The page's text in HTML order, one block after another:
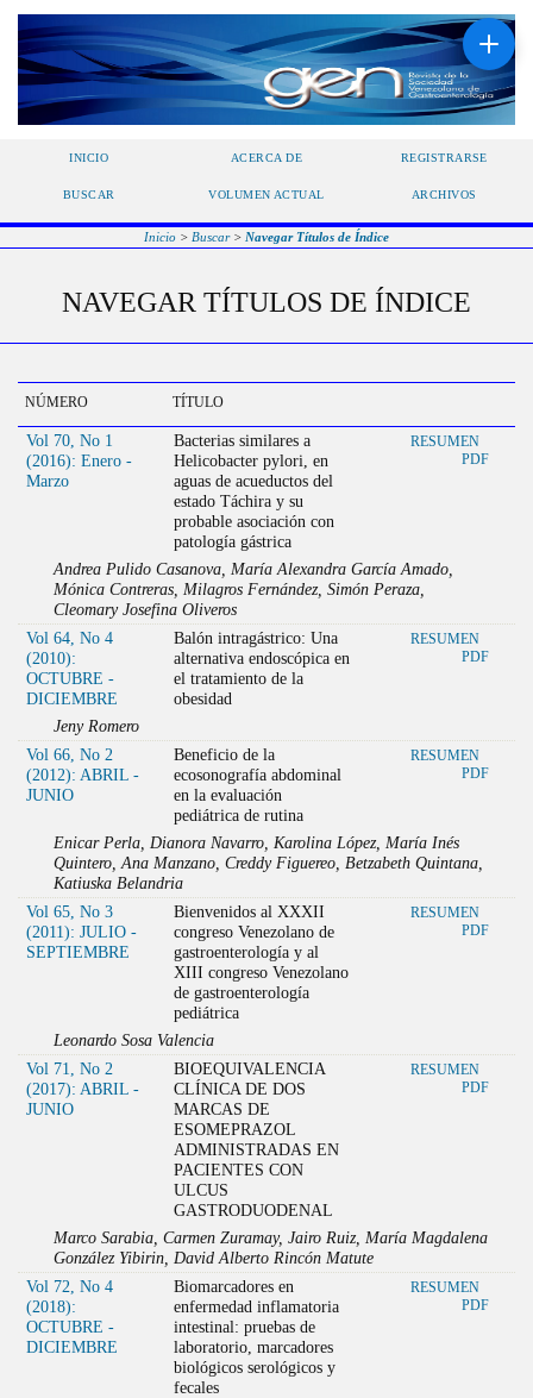
INICIO ACERCA DE REGISTRARSE
BUSCAR VOLUMEN ACTUAL ARCHIVOS
Inicio > Buscar> Navegar Títulos de Índice
NAVEGAR TÍTULOS DE ÍNDICE
NÚMERO TÍTULO
Vol 70, No 1
(2016): Enero -
Marzo
Bacterias similares a
Helicobacter pylori, en
aguas de acueductos del
estado Táchira y su
probable asociación con
patología gástrica
RESUMEN
PDF
Andrea Pulido Casanova, María Alexandra García Amado,
Mónica Contreras, Milagros Fernández, Simón Peraza,
Cleomary Josefina Oliveros
Vol 64, No 4
(2010):
OCTUBRE -
DICIEMBRE
Balón intragástrico: Una
alternativa endoscópica en
el tratamiento de la
obesidad
RESUMEN
PDF
Jeny Romero
Vol 66, No 2
(2012): ABRIL -
JUNIO
Beneficio de la
ecosonografía abdominal
en la evaluación
pediátrica de rutina
RESUMEN
PDF
Enicar Perla, Dianora Navarro, Karolina López, María Inés
Quintero, Ana Manzano, Creddy Figuereo, Betzabeth Quintana,
Katiuska Belandria
Vol 65, No 3
(2011): JULIO -
SEPTIEMBRE
Bienvenidos al XXXII
congreso Venezolano de
gastroenterología y al
XIII congreso Venezolano
de gastroenterología
pediátrica
RESUMEN
PDF
Leonardo Sosa Valencia
Vol 71, No 2
(2017): ABRIL -
JUNIO
BIOEQUIVALENCIA
CLÍNICA DE DOS
MARCAS DE
ESOMEPRAZOL
ADMINISTRADAS EN
PACIENTES CON
ULCUS
GASTRODUODENAL
RESUMEN
PDF
Marco Sarabia, Carmen Zuramay, Jairo Ruiz, María Magdalena
González Yibirin, David Alberto Rincón Matute
Vol 72, No 4
(2018):
OCTUBRE -
DICIEMBRE
Biomarcadores en
enfermedad inflamatoria
intestinal: pruebas de
laboratorio, marcadores
biológicos serológicos y
fecales
RESUMEN
PDF